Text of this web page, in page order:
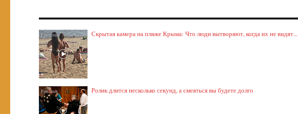
Скрытая камера на пляже Крыма: Что люди вытворяют, когда их не видят...
Ролик длится несколько секунд, а смеяться вы будете долго